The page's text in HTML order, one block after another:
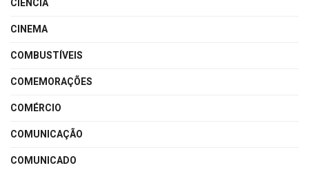
CIÊNCIA
CINEMA
COMBUSTÍVEIS
COMEMORAÇÕES
COMÉRCIO
COMUNICAÇÃO
COMUNICADO